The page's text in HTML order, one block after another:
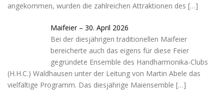
angekommen, wurden die zahlreichen Attraktionen des […]
Maifeier – 30. April 2026
Bei der diesjährigen traditionellen Maifeier
bereicherte auch das eigens für diese Feier
gegründete Ensemble des Handharmonika-Clubs
(H.H.C.) Waldhausen unter der Leitung von Martin Abele das
vielfältige Programm. Das diesjährige Maiensemble […]